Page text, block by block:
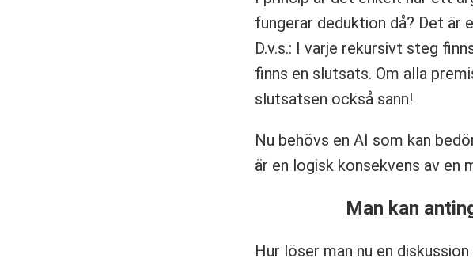
fungerar deduktion då? Det är
D.v.s.: I varje rekursivt steg
finns en slutsats. Om alla
slutsatsen också sann!
Nu behövs en AI som kan
är en logisk konsekvens av en
Man kan
Hur löser man nu en